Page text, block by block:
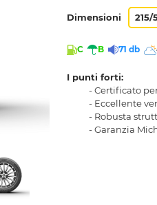
Dimensioni 215/
C B 71 db
I punti forti:
- Certificato
- Eccellente
- Robusta
- Garanzia